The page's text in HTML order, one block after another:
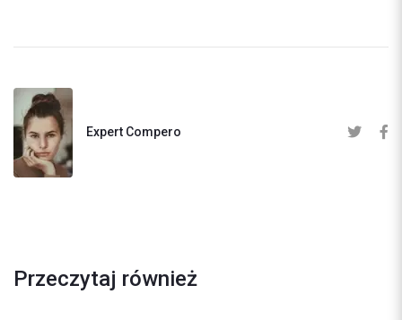
Expert Compero
Przeczytaj również